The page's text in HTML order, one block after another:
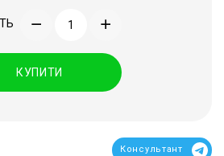
КУПИТИ
Консультант